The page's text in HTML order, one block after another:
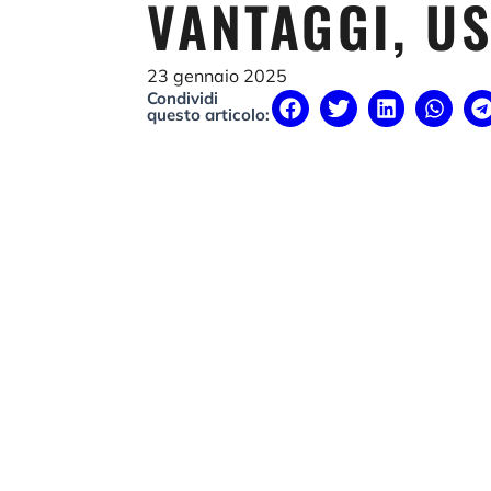
VANTAGGI,
23 gennaio 2025
Condividi
questo articolo: